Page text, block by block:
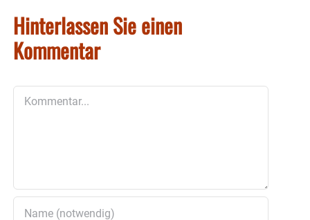
Hinterlassen Sie einen
Kommentar